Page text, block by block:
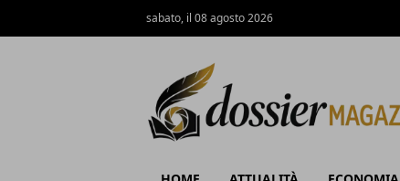
sabato, il 08 agosto 2026